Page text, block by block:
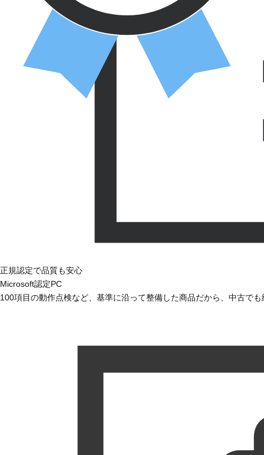
正規認定で品質も安心
Microsoft認定PC
100項目の動作点検など、基準に沿って整備した商品だから、中古で